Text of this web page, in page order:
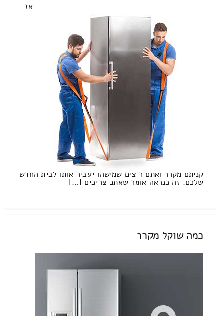
אז
קניתם מקרר ואתם רוצים שמישהו יעביר אותו לבית החדש
שלכם. זה כנראה אומר שאתם צריכים […]
כמה שוקל מקרר